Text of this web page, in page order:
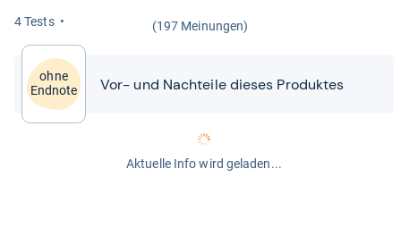
4 Tests (197 Meinungen)
ohne
Endnote
Vor-​​ und Nach­teile die­ses Pro­duk­tes
Aktuelle Info wird geladen...